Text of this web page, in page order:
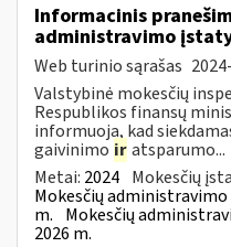
Informacinis
administravimo
Web turinio sąrašas
Valstybinė mokesčių
Respublikos finansų
informuoja, kad
gaivinimo iratsparumo...
Metai: 2024 Mokesčių
Mokesčių
m. Mokesčių
2026 m.